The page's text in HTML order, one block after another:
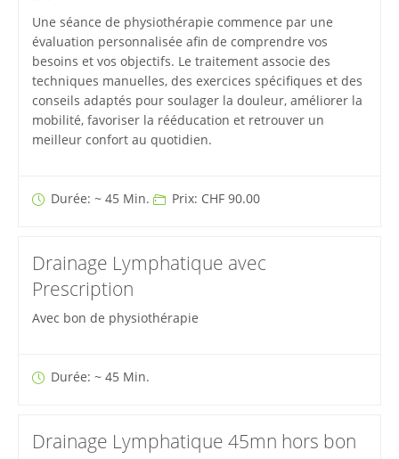
Une séance de physiothérapie commence par une
évaluation personnalisée afin de comprendre vos
besoins et vos objectifs. Le traitement associe des
techniques manuelles, des exercices spécifiques et des
conseils adaptés pour soulager la douleur, améliorer la
mobilité, favoriser la rééducation et retrouver un
meilleur confort au quotidien.
Durée: ~ 45 Min. Prix: CHF 90.00
Drainage Lymphatique avec
Prescription
Avec bon de physiothérapie
Durée: ~ 45 Min.
Drainage Lymphatique 45mn hors bon